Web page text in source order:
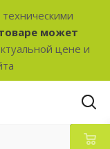
техническими
может
цене и